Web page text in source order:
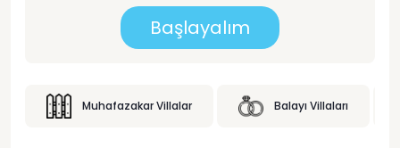
Başlayalım
Muhafazakar Villalar Balayı Villaları